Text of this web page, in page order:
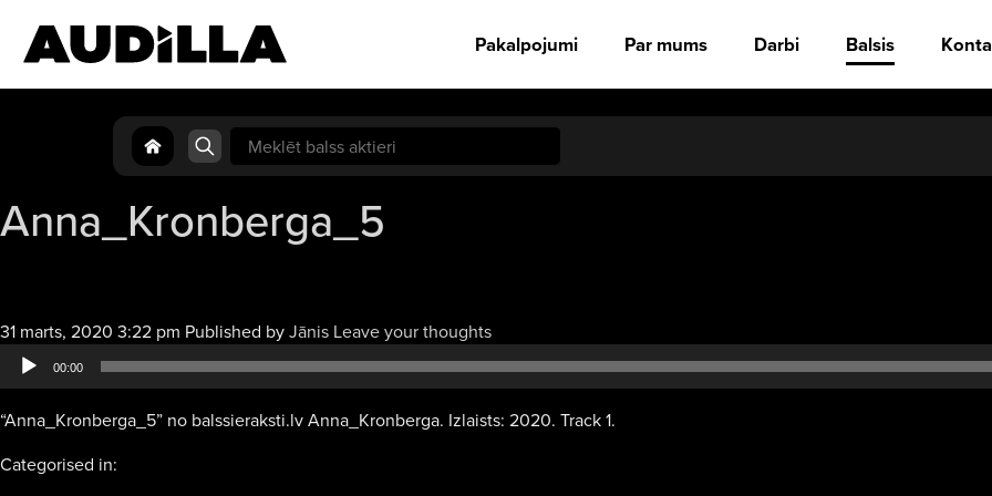
Pakalpojumi Par mums Darbi Balsis
Search
for:
Anna_Kronberga_5
31 marts, 2020 3:22 pm Published byJānis Leave your thoughtsAudio
atskaņotājs
00:00
“Anna_Kronberga_5” no balssieraksti.lv Anna_Kronberga. Izlaists: 2020. Track 1.
Categorised in: